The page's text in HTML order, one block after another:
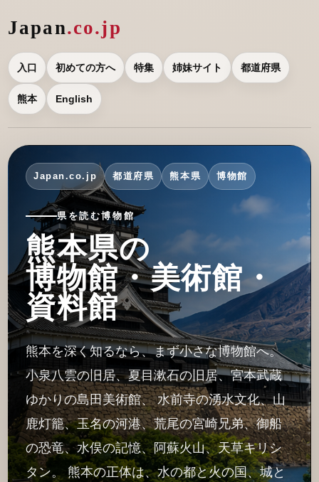
Japan.co.jp
入口 初めての方へ 特集 姉妹サイト 都道府県
熊本 English
Japan.co.jp 都道府県 熊本県 博物館
県を読む博物館
熊本県の
博物館・美術館・
資料館
熊本を深く知るなら、まず小さな博物館へ。
小泉八雲の旧居、夏目漱石の旧居、宮本武蔵
ゆかりの島田美術館、 水前寺の湧水文化、山
鹿灯籠、玉名の河港、荒尾の宮崎兄弟、御船
の恐竜、水俣の記憶、阿蘇火山、天草キリシ
タン。 熊本の正体は、水の都と火の国、城と